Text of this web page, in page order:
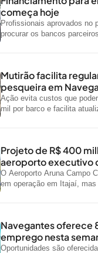
começa hoje
Profissionais aprovados no
procurar os bancos
Mutirão facilita
pesqueira em
Ação evita custos que
mil por barco e facilita
Projeto de R$ 400
aeroporto executivo
O Aeroporto Aruna Campo
em operação em Itajaí,
Navegantes oferece
emprego nesta
Oportunidades são